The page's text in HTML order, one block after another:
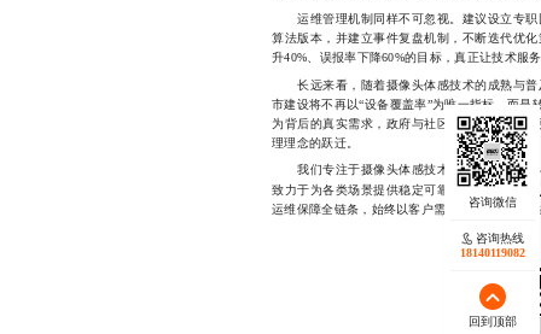
运维管理机制同样不可忽视。建议设立专职
算法版本，并建立事件复盘机制，不断迭代优
升40%、误报率下降60%的目标，真正让技术服
长远来看，随着摄像头体感技术的成熟与普
市建设将不再以“设备覆盖率”为唯一指标，而是
为背后的真实需求，政府与社区能够更早介入
理理念的跃迁。
我们专注于摄像头体感技术在城市公共安全
致力于为各类场景提供稳定可靠的技术支持与
运维保障全链条，始终以客户需求为核心，助力
咨询热线
18140119082
回到顶部